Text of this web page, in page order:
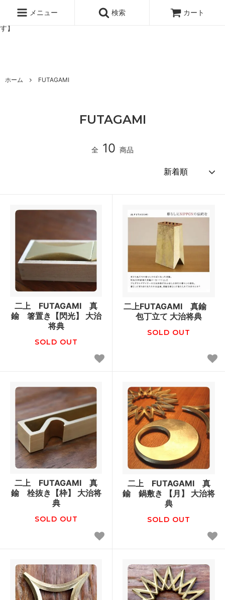
ッタのオンラインストア【アラビア,クイストゴーなどの北欧ヴィンテ
ージ食器,雅峰窯やソルテグラスジュエリーなどの作家の作品が並びま
す】
メニュー 検索 カート
ホーム FUTAGAMI
FUTAGAMI
全 10 商品
二上 FUTAGAMI 真
鍮 箸置き【閃光】 大治
将典
SOLD OUT
二上FUTAGAMI 真鍮
包丁立て 大治将典
SOLD OUT
二上 FUTAGAMI 真
鍮 栓抜き【枠】 大治将
典
SOLD OUT
二上 FUTAGAMI 真
鍮 鍋敷き 【月】 大治将
典
SOLD OUT